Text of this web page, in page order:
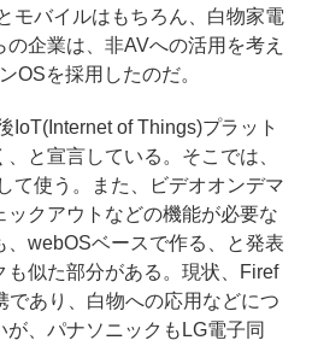
モバイルはもちろん、白物家電
企業は、非AVへの活用を考え
OSを採用したのだ。
of Things)プラット
と宣言している。そこでは、
て使う。また、ビデオオンデマ
ックアウトなどの機能が必要な
、webOSベースで作る、と発表
も似た部分がある。現状、Firef
であり、白物への応用などにつ
、パナソニックもLG電子同